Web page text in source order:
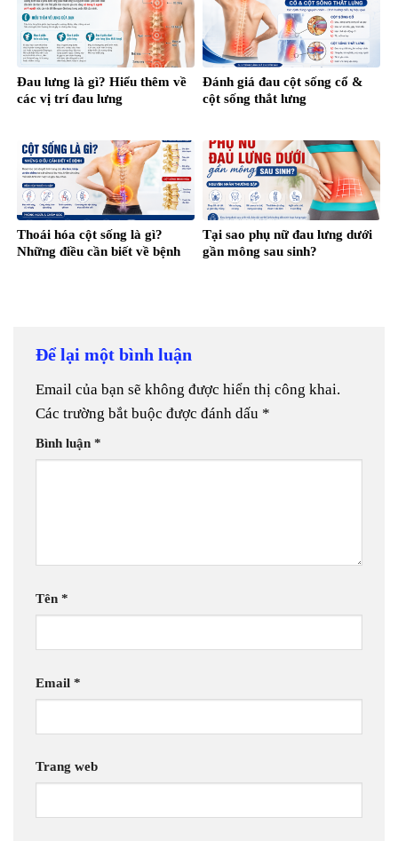
Đau lưng là gì? Hiểu thêm về
các vị trí đau lưng
Đánh giá đau cột sống cổ &
cột sống thắt lưng
Thoái hóa cột sống là gì?
Những điều cần biết về bệnh
Tại sao phụ nữ đau lưng dưới
gần mông sau sinh?
Để lại một bình luận
Email của bạn sẽ không được hiển thị công khai.
Các trường bắt buộc được đánh dấu *
Bình luận *
Tên *
Email *
Trang web